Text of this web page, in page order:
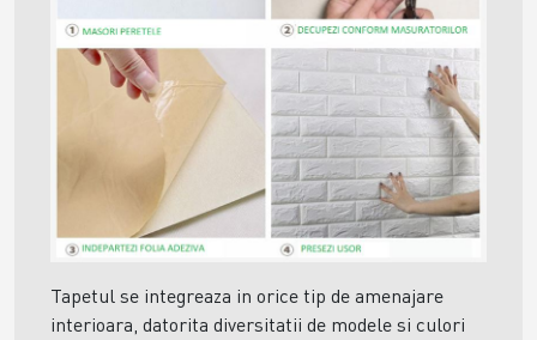
Tapetul se integreaza in orice tip de amenajare
interioara, datorita diversitatii de modele si culori